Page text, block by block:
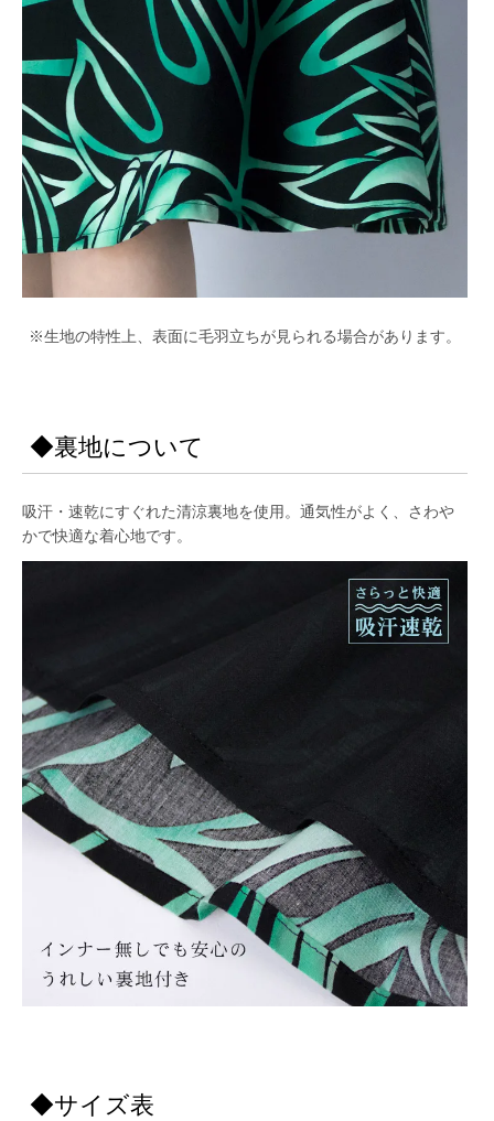
※生地の特性上、表面に毛羽立ちが見られる場合があります。
◆裏地について
吸汗・速乾にすぐれた清涼裏地を使用。通気性がよく、さわや
かで快適な着心地です。
◆サイズ表